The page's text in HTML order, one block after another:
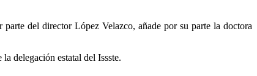
del director López Velazco, añade por su parte la doctora
delegación estatal del Issste.